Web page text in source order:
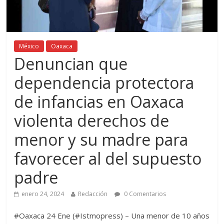
México Oaxaca
Denuncian que
dependencia protectora
de infancias en Oaxaca
violenta derechos de
menor y su madre para
favorecer al del supuesto
padre
enero 24, 2024 Redacción 0 Comentarios
#Oaxaca 24 Ene (#Istmopress) – Una menor de 10 años